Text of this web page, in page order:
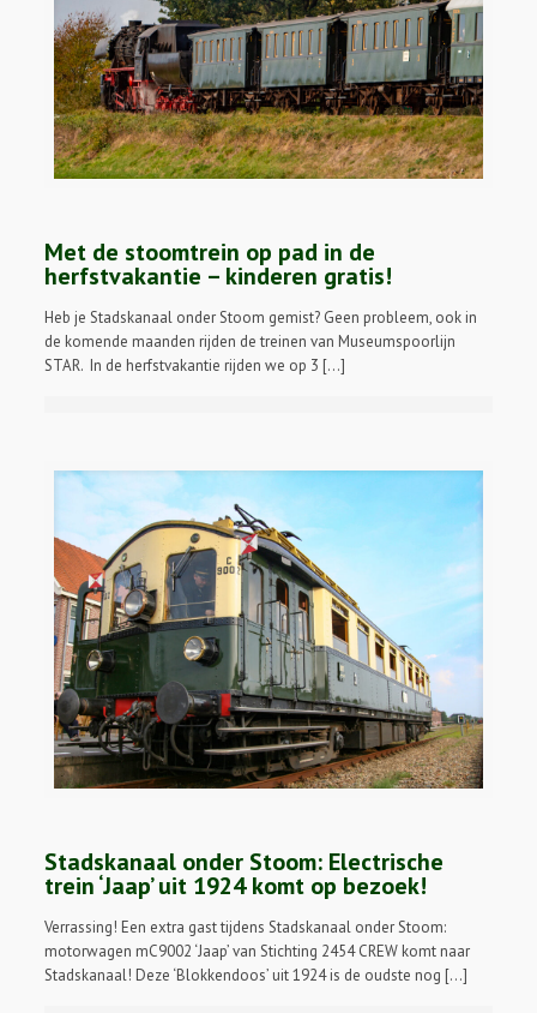
Met de stoomtrein op pad in de
herfstvakantie – kinderen gratis!
Heb je Stadskanaal onder Stoom gemist? Geen probleem, ook in
de komende maanden rijden de treinen van Museumspoorlijn
STAR. In de herfstvakantie rijden we op 3 […]
Stadskanaal onder Stoom: Electrische
trein ‘Jaap’ uit 1924 komt op bezoek!
Verrassing! Een extra gast tijdens Stadskanaal onder Stoom:
motorwagen mC9002 ‘Jaap’ van Stichting 2454 CREW komt naar
Stadskanaal! Deze ‘Blokkendoos’ uit 1924 is de oudste nog […]